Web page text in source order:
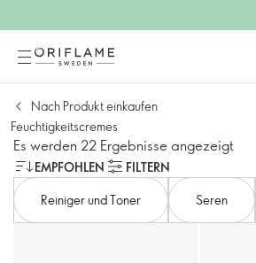
Nach Produkt einkaufen
Feuchtigkeitscremes
Es werden 22 Ergebnisse angezeigt
EMPFOHLEN
FILTERN
Reiniger und Toner
Seren